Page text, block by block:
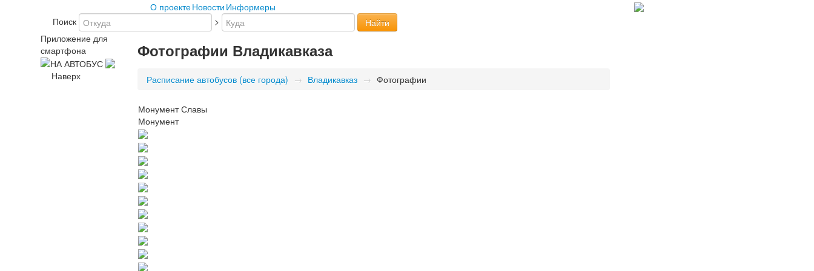
О проектеНовости Информеры
Поиск
>
Найти
Приложение для
смартфона
Наверх
Фотографии Владикавказа
Расписание автобусов (все города) → Владикавказ → Фотографии
Монумент Славы
Монумент